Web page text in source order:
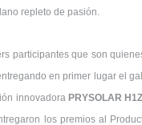
repleto de pasión.
que son
en primer lugar el
innovadora PRYSOLAR
los premios al